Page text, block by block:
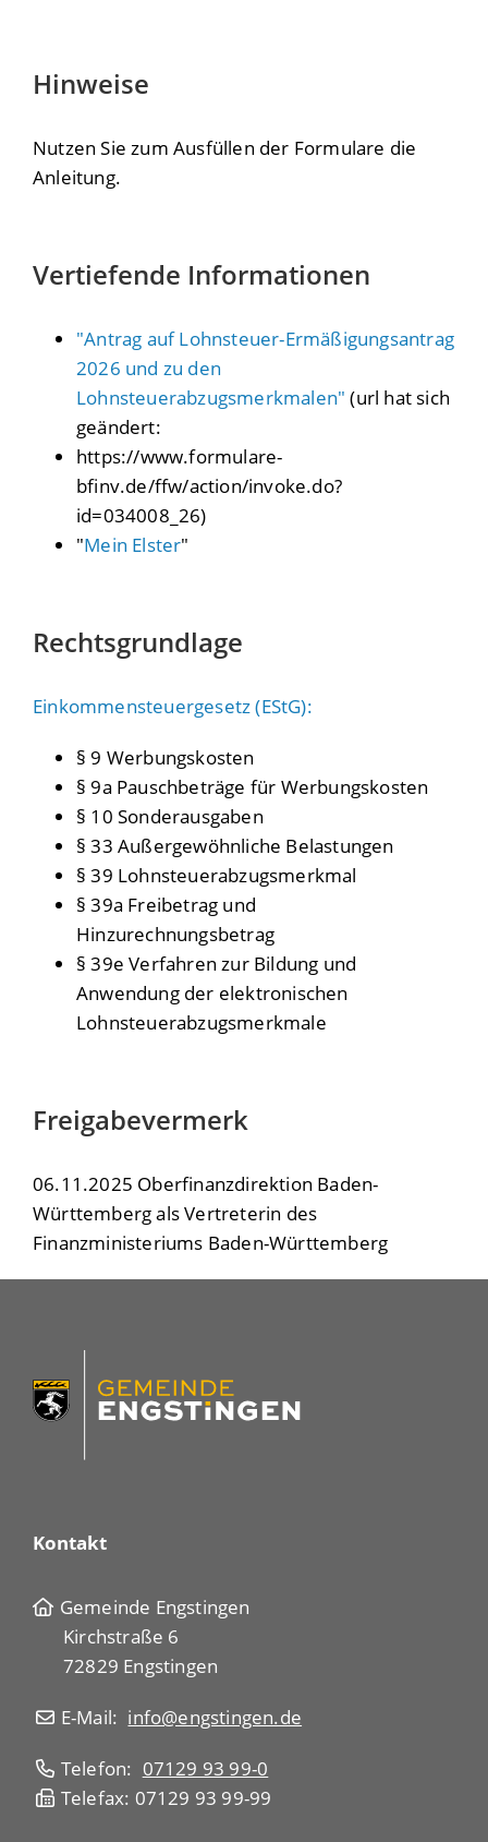
Hinweise
Nutzen Sie zum Ausfüllen der Formulare die
Anleitung.
Vertiefende Informationen
"Antrag auf Lohnsteuer-Ermäßigungsantrag
2026 und zu den
Lohnsteuerabzugsmerkmalen"(url hat sich
geändert:
https://www.formulare-
bfinv.de/ffw/action/invoke.do?
id=034008_26)
"Mein Elster"
Rechtsgrundlage
Einkommensteuergesetz (EStG):
§ 9 Werbungskosten
§ 9a Pauschbeträge für Werbungskosten
§ 10 Sonderausgaben
§ 33 Außergewöhnliche Belastungen
§ 39 Lohnsteuerabzugsmerkmal
§ 39a Freibetrag und
Hinzurechnungsbetrag
§ 39e Verfahren zur Bildung und
Anwendung der elektronischen
Lohnsteuerabzugsmerkmale
Freigabevermerk
06.11.2025 Oberfinanzdirektion Baden-
Württemberg als Vertreterin des
Finanzministeriums Baden-Württemberg
Kontakt
Gemeinde Engstingen
Kirchstraße 6
72829 Engstingen
E-Mail: info@engstingen.de
Telefon: 07129 93 99-0
Telefax: 07129 93 99-99